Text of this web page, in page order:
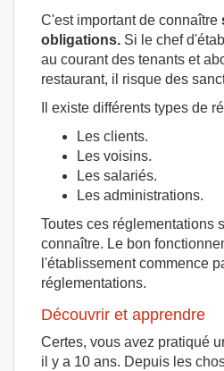
C'est important de connaître
obligations. Si le chef
au courant des tenants et
restaurant, il risque des
Il existe différents types de
Les clients.
Les voisins.
Les salariés.
Les administrations.
Toutes ces réglementations
connaître. Le bon
l'établissement commence
réglementations.
Découvrir et apprendre
Certes, vous avez pratiqué
il y a 10 ans. Depuis les